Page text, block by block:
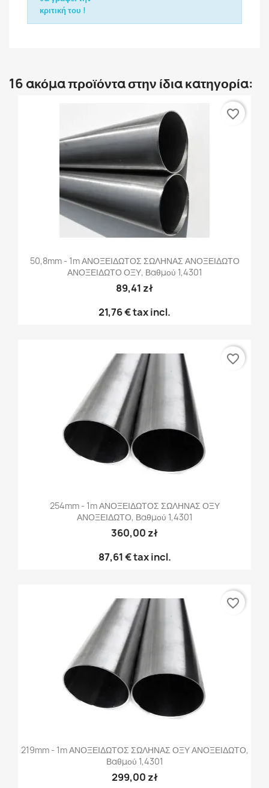
κριτική του !
16 ακόμα προϊόντα στην ίδια κατηγορία:
50,8mm - 1m ΑΝΟΞΕΙΔΩΤΟΣ ΣΩΛΗΝΑΣ ΑΝΟΞΕΙΔΩΤΟ
ΑΝΟΞΕΙΔΩΤΟ ΟΞΥ, Βαθμού 1,4301
89,41 zł
21,76 €tax incl.
favorite_border
254mm - 1m ΑΝΟΞΕΙΔΩΤΟΣ ΣΩΛΗΝΑΣ ΟΞΥ
ΑΝΟΞΕΙΔΩΤΟ, Βαθμού 1,4301
360,00 zł
87,61 €tax incl.
favorite_border
219mm - 1m ΑΝΟΞΕΙΔΩΤΟΣ ΣΩΛΗΝΑΣ ΟΞΥ ΑΝΟΞΕΙΔΩΤΟ,
Βαθμού 1,4301
299,00 zł
favorite_border